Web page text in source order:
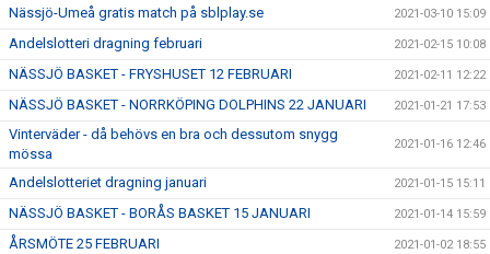
Nässjö-Umeå gratis match på sblplay.se 2021-03-10 15:09
Andelslotteri dragning februari 2021-02-15 10:08
NÄSSJÖ BASKET - FRYSHUSET 12 FEBRUARI 2021-02-11 12:22
NÄSSJÖ BASKET - NORRKÖPING DOLPHINS 22 JANUARI 2021-01-21 17:53
Vinterväder - då behövs en bra och dessutom snygg
mössa
2021-01-16 12:46
Andelslotteriet dragning januari 2021-01-15 15:11
NÄSSJÖ BASKET - BORÅS BASKET 15 JANUARI 2021-01-14 15:59
ÅRSMÖTE 25 FEBRUARI 2021-01-02 18:55